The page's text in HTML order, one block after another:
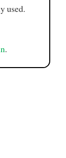
used.
.